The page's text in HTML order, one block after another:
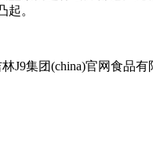
起。
J9集团(china)官网食品有